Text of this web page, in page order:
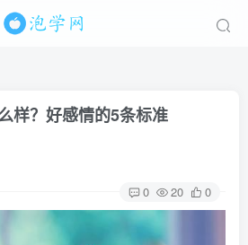
样？好感情的5条标准
0 20 0